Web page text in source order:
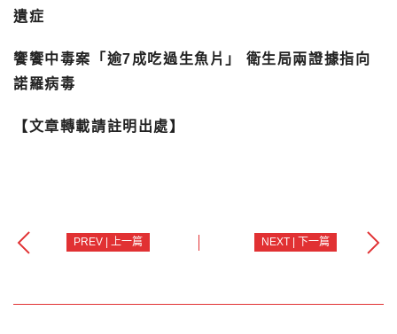
遺症
饗饗中毒案「逾7成吃過生魚片」 衛生局兩證據指向
諾羅病毒
【文章轉載請註明出處】
PREV | 上一篇 NEXT | 下一篇